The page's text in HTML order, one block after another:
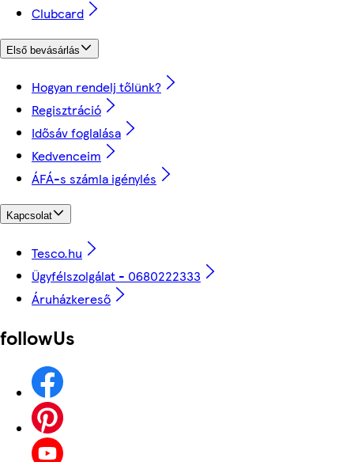
Clubcard
Első bevásárlás
Hogyan rendelj tőlünk?
Regisztráció
Idősáv foglalása
Kedvenceim
ÁFÁ-s számla igénylés
Kapcsolat
Tesco.hu
Ügyfélszolgálat - 0680222333
Áruházkereső
followUs